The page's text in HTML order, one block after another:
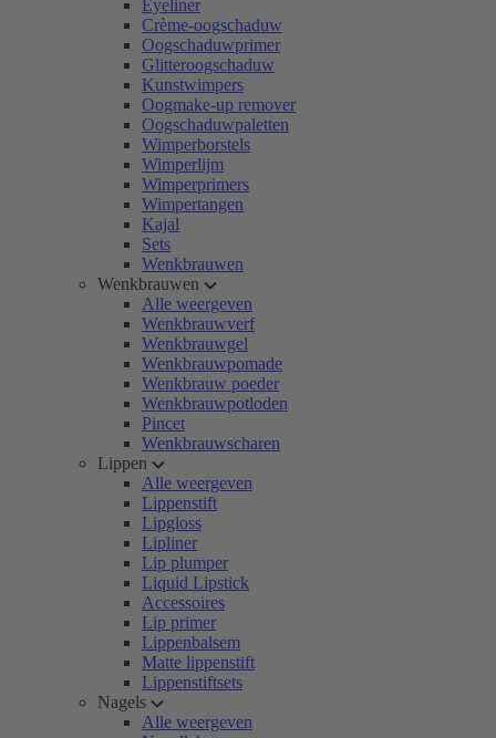
Eyeliner
Crème-oogschaduw
Oogschaduwprimer
Glitteroogschaduw
Kunstwimpers
Oogmake-up remover
Oogschaduwpaletten
Wimperborstels
Wimperlijm
Wimperprimers
Wimpertangen
Kajal
Sets
Wenkbrauwen
Wenkbrauwen
Alle weergeven
Wenkbrauwverf
Wenkbrauwgel
Wenkbrauwpomade
Wenkbrauw poeder
Wenkbrauwpotloden
Pincet
Wenkbrauwscharen
Lippen
Alle weergeven
Lippenstift
Lipgloss
Lipliner
Lip plumper
Liquid Lipstick
Accessoires
Lip primer
Lippenbalsem
Matte lippenstift
Lippenstiftsets
Nagels
Alle weergeven